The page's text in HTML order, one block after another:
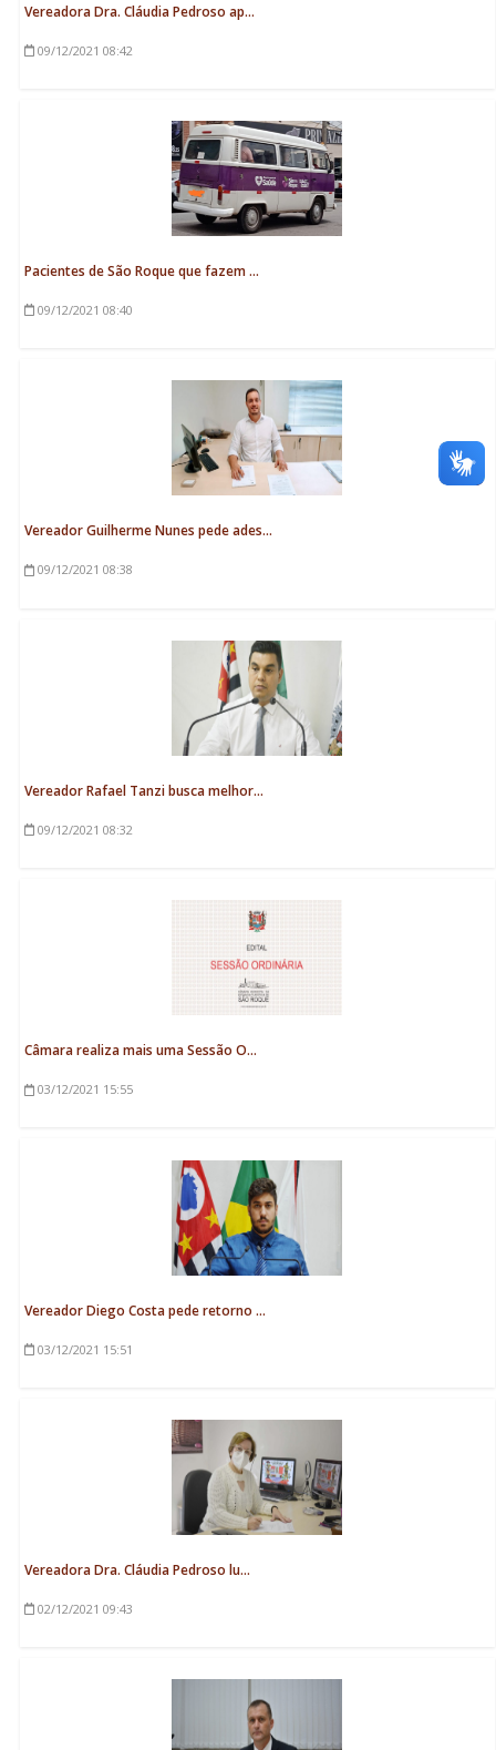
Vereadora Dra. Cláudia Pedroso ap...
09/12/2021 08:42
Pacientes de São Roque que fazem ...
09/12/2021 08:40
Vereador Guilherme Nunes pede ades...
09/12/2021 08:38
Vereador Rafael Tanzi busca melhor...
09/12/2021 08:32
Câmara realiza mais uma Sessão O...
03/12/2021 15:55
Vereador Diego Costa pede retorno ...
03/12/2021 15:51
Vereadora Dra. Cláudia Pedroso lu...
02/12/2021 09:43